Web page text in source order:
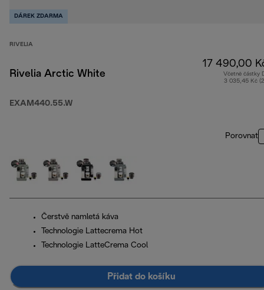
DÁREK ZDARMA
RIVELIA
Rivelia Arctic White
EXAM440.55.W
17 490,00
Včetně částky
3 035,45 Kč
Porovnat
Čerstvě namletá káva
Technologie Lattecrema Hot
Technologie LatteCrema Cool
Přidat do košíku